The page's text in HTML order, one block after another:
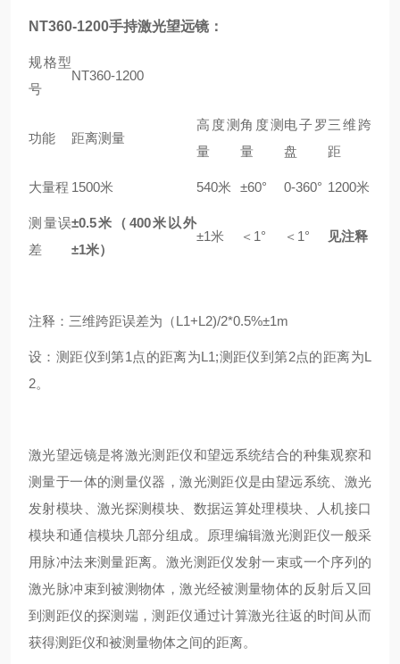
NT360-1200手持激光望远镜 ：
规格型
号
NT360-1200
功能 距离测量
高度测
量
角度测
量
电子罗
盘
三维跨
距
大量程 1500米 540米 ±60° 0-360° 1200米
测量误
差
±0.5米（400米以外
±1米）
±1米 ＜1° ＜1° 见注释
注释：三维跨距误差为（L1+L2)/2*0.5%±1m
设：测距仪到第1 点的距离为L1;测距仪到第2点的距离为L
2。
激光望远镜是将激光测距仪和望远系统结合的种集观察和
测量于一体的测量仪器，激光测距仪是由望远系统、激光
发射模块、激光探测模块、数据运算处理模块、人机接口
模块和通信模块几部分组成。原理编辑激光测距仪一般采
用脉冲法来测量距离。激光测距仪发射一束或一个序列的
激光脉冲束到被测物体，激光经被测量物体的反射后又回
到测距仪的探测端，测距仪通过计算激光往返的时间从而
获得测距仪和被测量物体之间的距离。